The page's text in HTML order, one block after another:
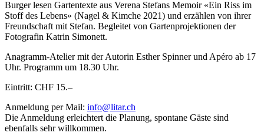
Burger lesen Gartentexte aus Verena Stefans Memoir «Ein Riss im
Stoff des Lebens» (Nagel & Kimche 2021) und erzählen von ihrer
Freundschaft mit Stefan. Begleitet von Gartenprojektionen der
Fotografin Katrin Simonett.
Anagramm-Atelier mit der Autorin Esther Spinner und Apéro ab 17
Uhr. Programm um 18.30 Uhr.
Eintritt: CHF 15.–
Anmeldung per Mail: info@litar.ch
Die Anmeldung erleichtert die Planung, spontane Gäste sind
ebenfalls sehr willkommen.